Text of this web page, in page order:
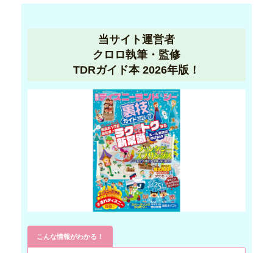
当サイト運営者
クロロ執筆・監修
TDRガイド本 2026年版！
こんな情報がわかる！